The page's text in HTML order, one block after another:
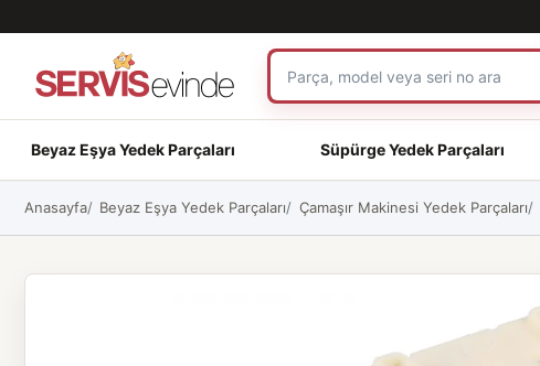
Beyaz Eşya Yedek Parçaları Süpürge Yedek Parçaları
Anasayfa Beyaz Eşya Yedek Parçaları Çamaşır Makinesi Yedek Parçaları